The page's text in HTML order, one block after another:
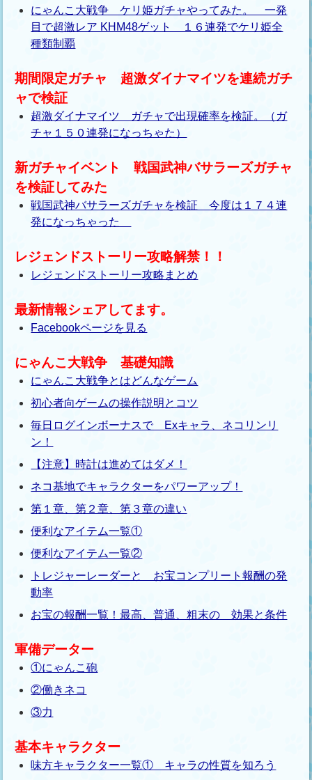
にゃんこ大戦争 ケリ姫ガチャやってみた。 一発
目で超激レア KHM48ゲット １６連発でケリ姫全
種類制覇
期間限定ガチャ 超激ダイナマイツを連続ガチ
ャで検証
超激ダイナマイツ ガチャで出現確率を検証。（ガ
チャ１５０連発になっちゃた）
新ガチャイベント 戦国武神バサラーズガチャ
を検証してみた
戦国武神バサラーズガチャを検証 今度は１７４連
発になっちゃった
レジェンドストーリー攻略解禁！！
レジェンドストーリー攻略まとめ
最新情報シェアしてます。
Facebookページを見る
にゃんこ大戦争 基礎知識
にゃんこ大戦争とはどんなゲーム
初心者向ゲームの操作説明とコツ
毎日ログインボーナスで Exキャラ、ネコリンリ
ン！
【注意】時計は進めてはダメ！
ネコ基地でキャラクターをパワーアップ！
第１章、第２章、第３章の違い
便利なアイテム一覧①
便利なアイテム一覧②
トレジャーレーダーと お宝コンプリート報酬の発
動率
お宝の報酬一覧！最高、普通、粗末の 効果と条件
軍備データー
①にゃんこ砲
②働きネコ
③力
基本キャラクター
味方キャラクター一覧① キャラの性質を知ろう